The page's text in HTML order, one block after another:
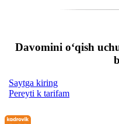
Davomini oʻqish
Saytga kiring
Pereyti k tarifam